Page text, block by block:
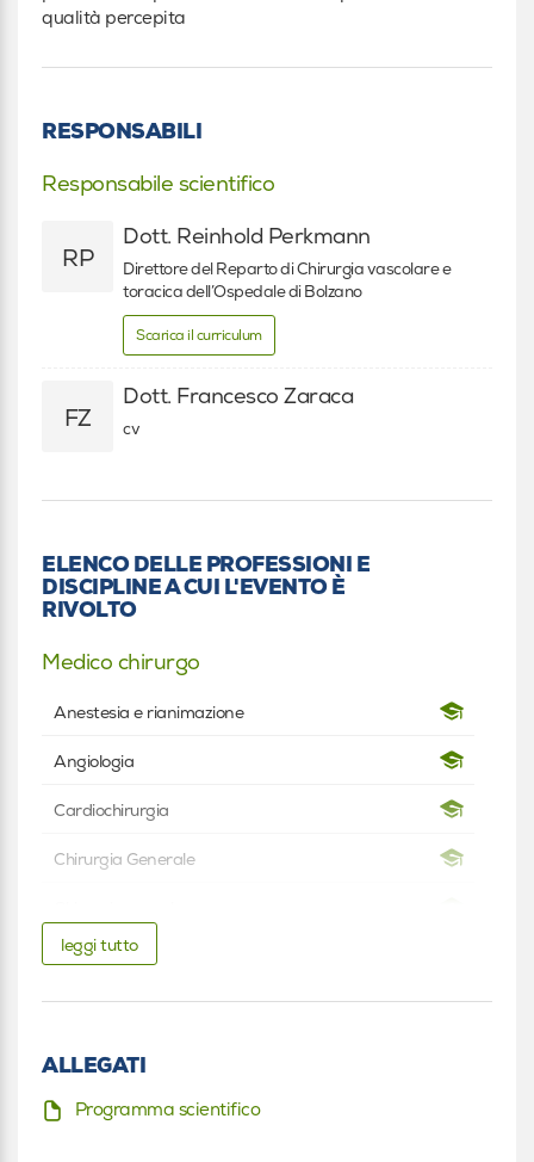
qualità percepita
RESPONSABILI
Responsabile scientifico
RP
Dott. Reinhold Perkmann
Direttore del Reparto di Chirurgia vascolare e
toracica dell’Ospedale di Bolzano
Scarica il curriculum
FZ
Dott. Francesco Zaraca
cv
ELENCO DELLE PROFESSIONI E
DISCIPLINE A CUI L'EVENTO È
RIVOLTO
Medico chirurgo
Anestesia e rianimazione
Angiologia
Cardiochirurgia
Chirurgia Generale
Medicina generale (Medici di famiglia)
Neurologia
Psicoterapia
Radiodiagnostica
leggi tutto
ALLEGATI
Programma scientifico